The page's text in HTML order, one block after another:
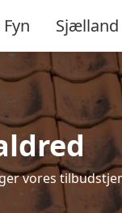
Fyn Sjælland
vores